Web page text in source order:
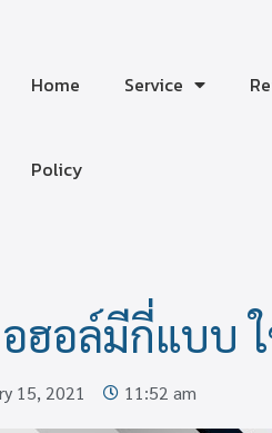
Home Service
‎Policy
ฮอล์มีกี่แบบ
15, 2021 11:52 am